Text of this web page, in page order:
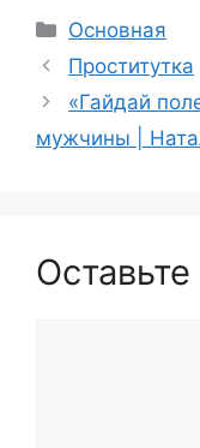
Рубрики
Основная
Пpoституткa
«Гайдай
мужчины |